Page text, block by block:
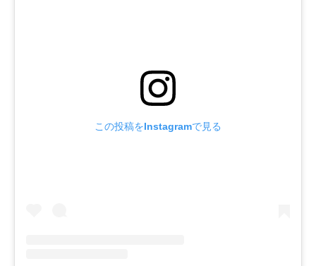
この投稿をInstagramで見る